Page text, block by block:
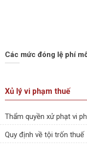
Các mức đóng lệ phí
Xủ lý vi phạm thuế
Thẩm quyền xử phạt vi
Quy định về tội trốn thuế